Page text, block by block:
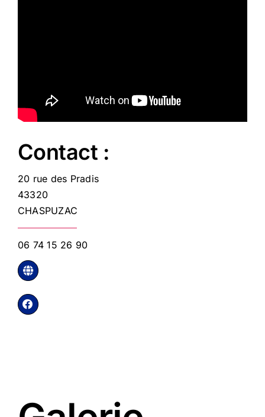
Contact :
20 rue des Pradis
43320
CHASPUZAC
06 74 15 26 90